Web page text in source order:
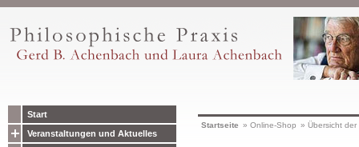
Start
Veranstaltungen und Aktuelles
Startseite » Online-Shop » Übersicht